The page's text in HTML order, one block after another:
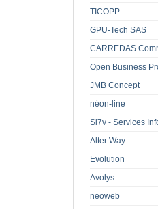
TICOPP
GPU-Tech SAS
CARREDAS
Open Business
JMB Concept
néon-line
Si7v - Services
Alter Way
Evolution
Avolys
neoweb